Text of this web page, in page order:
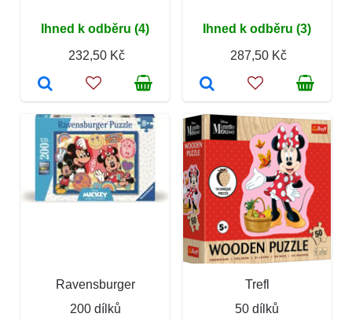
Ihned k odběru (4)
232,50 Kč
Ihned k odběru (3)
287,50 Kč
Ravensburger
200 dílků
Trefl
50 dílků